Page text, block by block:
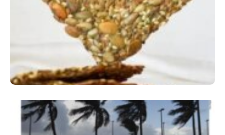
Comer Bem: Cracker De Sementes